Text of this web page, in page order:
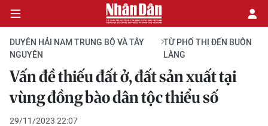
CHÍNH TRỊ
KINH TẾ
DUYÊN HẢI NAM TRUNG BỘ VÀ TÂY
NGUYÊN
TỪ PHỐ THỊ ĐẾN BUÔN
LÀNG
Vấn đề thiếu đất ở, đất sản xuất tại
vùng đồng bào dân tộc thiểu số
29/11/2023 22:07